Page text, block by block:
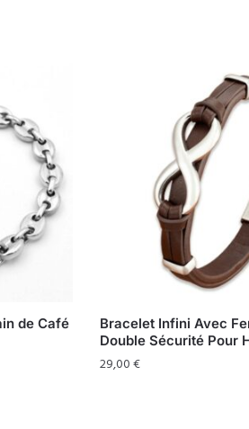
de Café
Bracelet Infini Avec
Double Sécurité Pour
29,00€